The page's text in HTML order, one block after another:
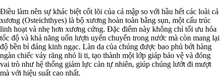
Điều làm nên sự khác biệt cốt lõi của cá mập so với hầu hết các loài cá
xương (Osteichthyes) là bộ xương hoàn toàn bằng sụn, một cấu trúc
linh hoạt và nhẹ hơn xương cứng. Đặc điểm này không chỉ tối ưu hóa
tốc độ và khả năng uốn lượn uyển chuyển trong nước mà còn mang lại
độ bền bỉ đáng kinh ngạc. Làn da của chúng được bao phủ bởi hàng
ngàn chiếc vảy răng nhỏ li ti, tạo thành một lớp giáp bảo vệ và đóng
vai trò như hệ thống giảm lực cản tự nhiên, giúp chúng lướt đi mượt
mà với hiệu suất cao nhất.